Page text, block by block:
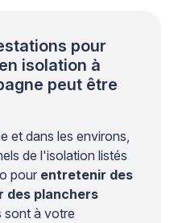
pour
isolation à
peut être
et dans les environs,
de l'isolation listés
pour entretenir des
des planchers
sont à votre